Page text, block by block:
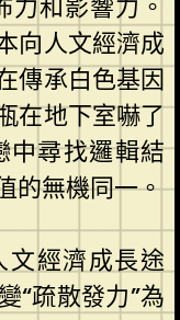
和影響力。
向人文經濟成
傳承白色基因
在地下室嚇了
中尋找邏輯結
的無機同一。
文經濟成長途
“疏散發力”為